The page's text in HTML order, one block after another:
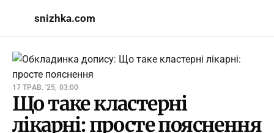
snizhka.com
17 ТРАВ. '25, 03:00
Що таке кластерні
лікарні: просте пояснення